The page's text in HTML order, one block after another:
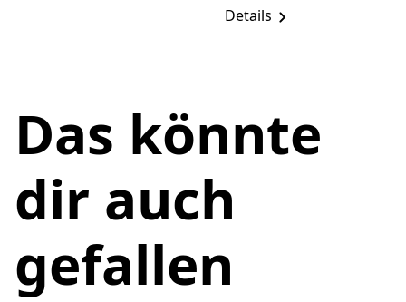
Details
Das könnte
dir auch
gefallen